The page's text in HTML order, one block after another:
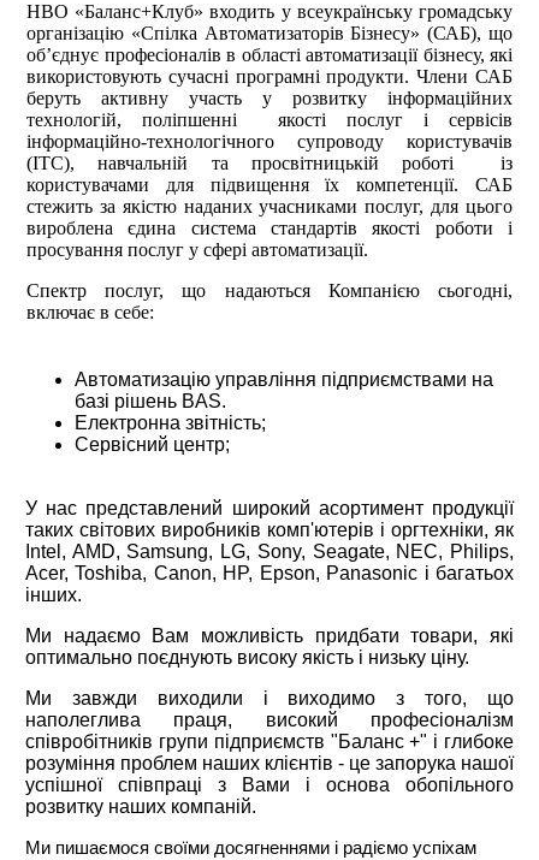
НВО «Баланс+Клуб» входить у всеукраїнську громадську
організацію «Спілка Автоматизаторів Бізнесу» (САБ), що
об’єднує професіоналів в області автоматизації бізнесу, які
використовують сучасні програмні продукти. Члени САБ
беруть активну участь у розвитку інформаційних
технологій, поліпшенні якості послуг і сервісів
інформаційно-технологічного супроводу користувачів
(ІТС), навчальній та просвітницькій роботі із
користувачами для підвищення їх компетенції. САБ
стежить за якістю наданих учасниками послуг, для цього
вироблена єдина система стандартів якості роботи і
просування послуг у сфері автоматизації.
Спектр послуг, що надаються Компанією сьогодні,
включає в себе:
Автоматизацію управління підприємствами на
базі рішень BAS.
Електронна звітність;
Сервісний центр;
У нас представлений широкий асортимент продукції
таких світових виробників комп'ютерів і оргтехніки, як
Intel, AMD, Samsung, LG, Sony, Seagate, NEC, Philips,
Acer, Toshiba, Canon, HP, Epson, Panasonic і багатьох
інших.
Ми надаємо Вам можливість придбати товари, які
оптимально поєднують високу якість і низьку ціну.
Ми завжди виходили і виходимо з того, що
наполеглива праця, високий професіоналізм
співробітників групи підприємств "Баланс +" і глибоке
розуміння проблем наших клієнтів - це запорука нашої
успішної співпраці з Вами і основа обопільного
розвитку наших компаній.
Ми пишаємося своїми досягненнями і радіємо успіхам